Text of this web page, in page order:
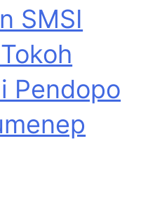
SMSI
Pendopo